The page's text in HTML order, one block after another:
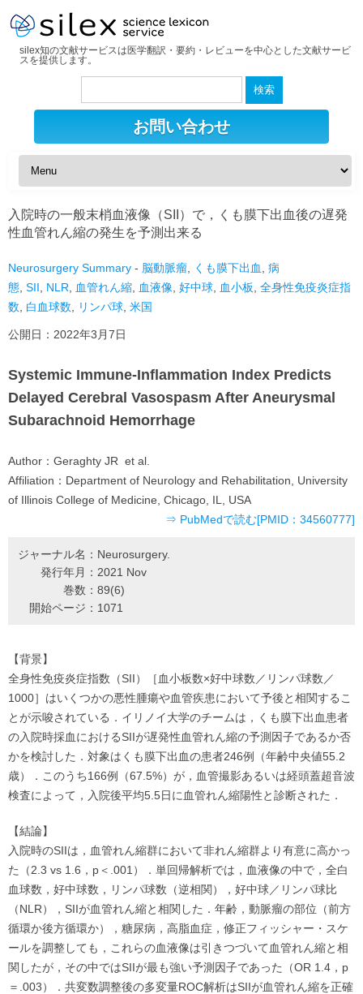
silex知の文献サービスは医学翻訳・要約・レビューを中心とした文献サービ
スを提供します。
検
お問い合わせ
入院時の一般末梢血液像（SII）で，くも膜下出血後の遅発
性血管れん縮の発生を予測出来る
Neurosurgery Summary - 脳動脈瘤 くも膜下出血
病
態 SII NLR 血管れん縮 血液像 好中球 血小板
全身性免疫炎症指
数
白血球数 リンパ球 米国
公開日： 2022年3月7日
Systemic Immune-Inflammation Index Predicts
Delayed Cerebral Vasospasm After Aneurysmal
Subarachnoid Hemorrhage
Author： Geraghty JR et al.
Affiliation： Department of Neurology and Rehabilitation, University
of Illinois College of Medicine, Chicago, IL, USA
⇒ PubMedで読む[PMID：34560777]
ジャーナル名： Neurosurgery.
発行年月： 2021 Nov
巻数： 89(6)
開始ページ： 1071
【背景】
全身性免疫炎症指数（SII）［血小板数×好中球数／リンパ球数／
1000］はいくつかの悪性腫瘍や血管疾患において予後と相関するこ
とが示唆されている．イリノイ大学のチームは，くも膜下出血患者
の入院時採血におけるSIIが遅発性血管れん縮の予測因子であるか否
かを検討した．対象はくも膜下出血の患者246例（年齢中央値55.2
歳）．このうち166例（67.5%）が，血管撮影あるいは経頭蓋超音波
検査によって，入院後平均5.5日に血管れん縮陽性と診断された．
【結論】
入院時のSIIは，血管れん縮群において非れん縮群より有意に高かっ
た（2.3 vs 1.6，p＜.001）．単回帰解析では，血液像の中で，全白
血球数，好中球数，リンパ球数（逆相関），好中球／リンパ球比
（NLR），SIIが血管れん縮と相関した．年齢，動脈瘤の部位（前方
循環か後方循環か），糖尿病，高脂血症，修正フィッシャー・スケ
ールを調整しても，これらの血液像は引きつづいて血管れん縮と相
関したが，その中ではSIIが最も強い予測因子であった（OR 1.4，p
＝.003）．共変数調整後の多変量ROC解析はSIIが血管れん縮を正確